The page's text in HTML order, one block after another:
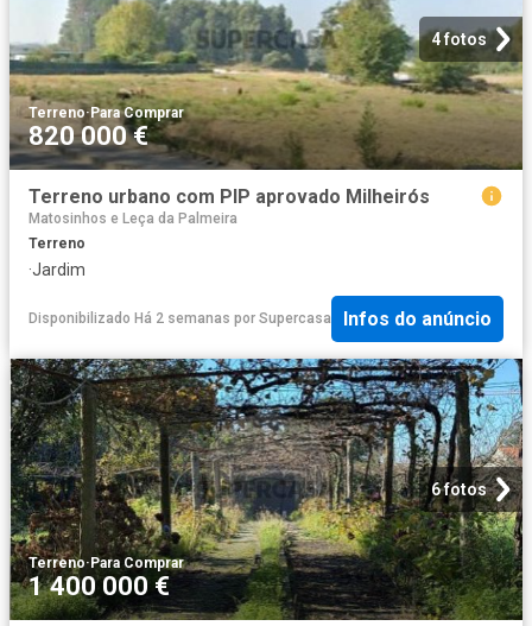
4 fotos
Terreno·Para Comprar
820 000 €
Terreno urbano com PIP aprovado Milheirós
Matosinhos e Leça da Palmeira
Terreno
·Jardim
Disponibilizado Há 2 semanas por Supercasa Infos do anúncio
6 fotos
Terreno· Para Comprar
1 400 000 €